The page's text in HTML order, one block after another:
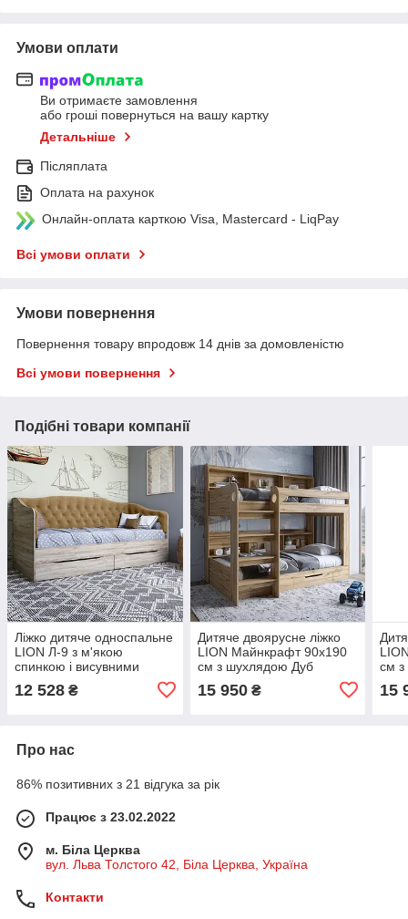
Умови оплати
Ви отримаєте замовлення
або гроші повернуться на вашу картку
Детальніше
Післяплата
Оплата на рахунок
Онлайн-оплата карткою Visa, Mastercard - LiqPay
Всі умови оплати
Умови повернення
Повернення товару впродовж 14 днів за домовленістю
Всі умови повернення
Подібні товари компанії
Ліжко дитяче односпальне
LION Л-9 з м'якою
спинкою і висувними
шухлядами 190x90 см Дуб
сонома/Лілі-02 (LION-
12 528 ₴
Дитяче двоярусне ліжко
LION Майнкрафт 90х190
см з шухлядою Дуб
Аппалачі (LION-041535)
15 950₴
см
15
Про нас
86% позитивних з 21 відгука за рік
Працює з 23.02.2022
м. Біла Церква
вул. Льва Толстого 42, Біла Церква, Україна
Контакти